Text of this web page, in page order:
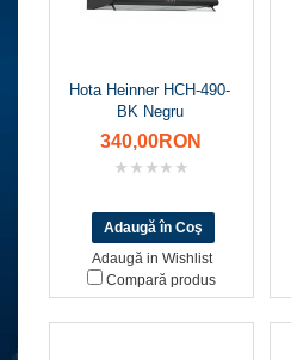
Hota Heinner HCH-490-
BK Negru
340,00RON
Adaugă in Wishlist
Compară produs